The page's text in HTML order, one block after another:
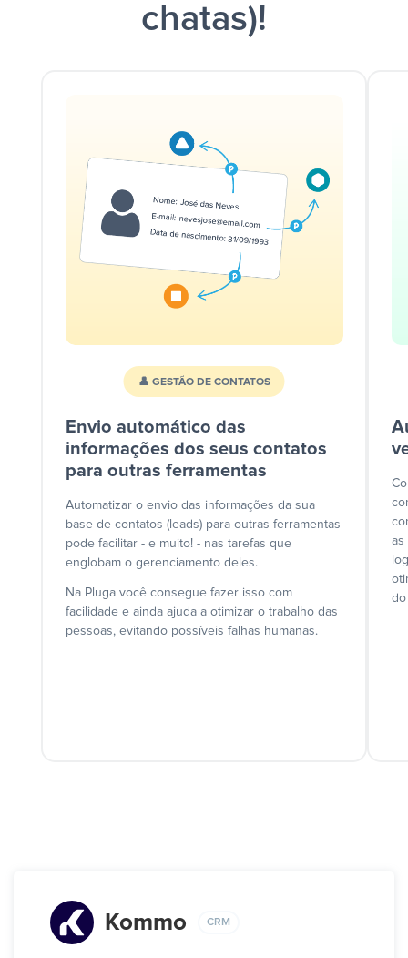
chatas)!
👤 GESTÃO DE CONTATOS
Envio automático das
informações dos seus contatos
para outras ferramentas
Automatizar o envio das informações da sua
base de contatos (leads) para outras ferramentas
pode facilitar - e muito! - nas tarefas que
englobam o gerenciamento deles.
Na Pluga você consegue fazer isso com
facilidade e ainda ajuda a otimizar o trabalho das
pessoas, evitando possíveis falhas humanas.
as
do
Kommo CRM